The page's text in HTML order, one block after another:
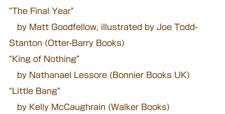
“The Final Year”
by Matt Goodfellow, illustrated by Joe Todd-
Stanton (Otter-Barry Books)
“King of Nothing”
by Nathanael Lessore (Bonnier Books UK)
“Little Bang”
by Kelly McCaughrain (Walker Books)